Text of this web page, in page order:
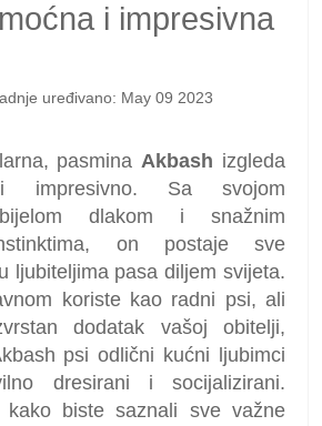
i impresivna
uređivano: May 09 2023
pasminaAkbash izgleda
i impresivno. Sa svojom
bijelom dlakom i snažnim
on postaje sve
ljubiteljima pasa diljem svijeta.
koriste kao radni psi, ali
dodatak vašoj obitelji,
psi odlični kućni ljubimci
dresirani i socijalizirani.
kako biste saznali sve važne